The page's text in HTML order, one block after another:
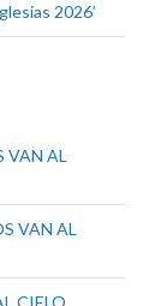
2026’
VAN AL
VAN AL
CIELO